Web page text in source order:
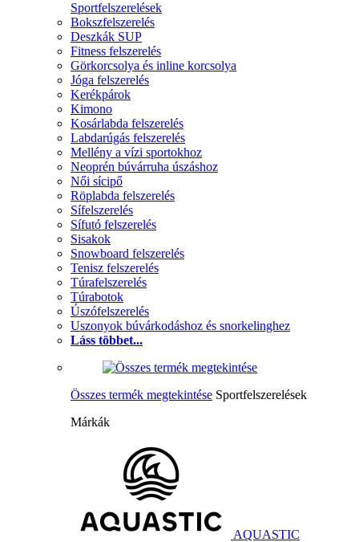
Sportfelszerelések
Bokszfelszerelés
Deszkák SUP
Fitness felszerelés
Görkorcsolya és inline korcsolya
Jóga felszerelés
Kerékpárok
Kimono
Kosárlabda felszerelés
Labdarúgás felszerelés
Mellény a vízi sportokhoz
Neoprén búvárruha úszáshoz
Női sícipő
Röplabda felszerelés
Sífelszerelés
Sífutó felszerelés
Sisakok
Snowboard felszerelés
Tenisz felszerelés
Túrafelszerelés
Túrabotok
Úszófelszerelés
Uszonyok búvárkodáshoz és snorkelinghez
Láss többet...
Összes termék megtekintése Sportfelszerelések
Márkák
AQUASTIC